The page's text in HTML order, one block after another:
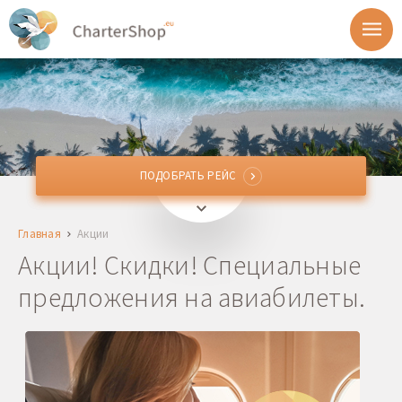
Откуда
Куда
Отправление
Возврат
1 + 0 + 0
ПОДОБРАТЬ РЕЙС
ПОДОБРАТЬ РЕЙС
Главная Акции
Акции! Скидки! Специальные
предложения на авиабилеты.